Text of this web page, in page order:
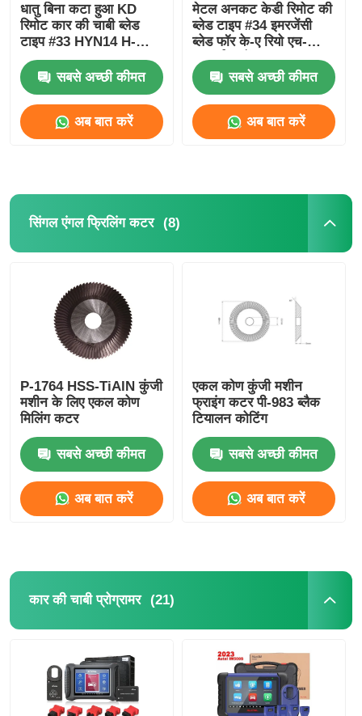
धातु बिना कटा हुआ KD
रिमोट कार की चाबी ब्लेड
टाइप #33 HYN14 H-
Yundai Accent K-Ia
33# के लिएसबसे अच्छी कीमत
अब बात करें
मेटल अनकट केडी रिमोट की
ब्लेड टाइप #34 इमरजेंसी
ब्लेड फॉर के-ए रियो एच-
यूनडाई एक्सेंट HYN10
सबसे अच्छी कीमत
अब बात करें
सिंगल एंगल फ्रिलिंग कटर (8)
P-1764 HSS-TiAlN कुंजी
मशीन के लिए एकल कोण
मिलिंग कटर
सबसे अच्छी कीमत
अब बात करें
एकल कोण कुंजी मशीन
फ्राइंग कटर पी-983 ब्लैक
टियालन कोटिंग
सबसे अच्छी कीमत
अब बात करें
कार की चाबी प्रोग्रामर (21)